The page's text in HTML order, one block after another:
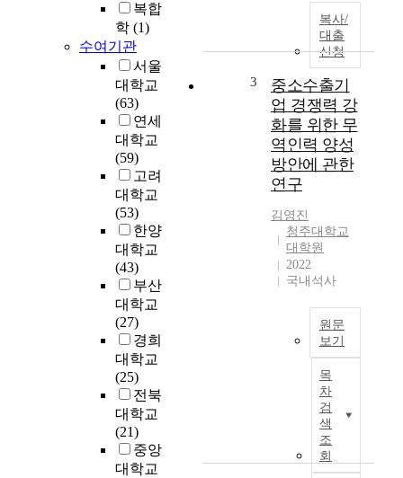
복합
학 (1)
수여기관
서울
대학교
(63)
연세
대학교
(59)
고려
대학교
(53)
한양
대학교
(43)
부산
대학교
(27)
경희
대학교
(25)
전북
대학교
(21)
중앙
대학교
a
e
복사/
대출
신청
3
중소수출기
업 경쟁력 강
화를 위한 무
역인력 양성
방안에 관한
연구
김영진
청주대학교
대학원
2022
국내석사
원문
보기
목
차
검
색
조
회